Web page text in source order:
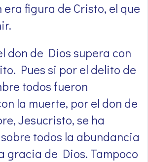
era figura de Cristo, el que
don de Dios supera con
Pues si por el delito de
todos fueron
la muerte, por el don de
Jesucristo, se ha
todos la abundancia
gracia de Dios. Tampoco